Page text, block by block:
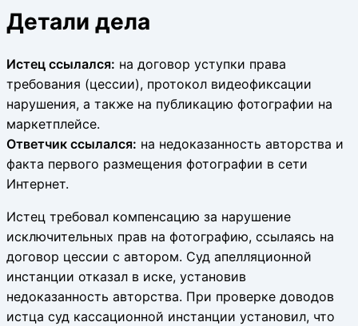
Детали дела
Истец ссылался: на договор уступки права
требования (цессии), протокол видеофиксации
нарушения, а также на публикацию фотографии на
маркетплейсе.
Ответчик ссылался: на недоказанность авторства и
факта первого размещения фотографии в сети
Интернет.
Истец требовал компенсацию за нарушение
исключительных прав на фотографию, ссылаясь на
договор цессии с автором. Суд апелляционной
инстанции отказал в иске, установив
недоказанность авторства. При проверке доводов
истца суд кассационной инстанции установил, что